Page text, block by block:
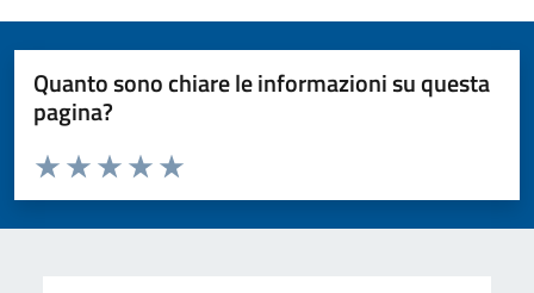
Quanto sono chiare le informazioni su questa
pagina?
Valuta da 1 a 5 stelle la pagina
Valuta 5 stelle su 5
Valuta 4 stelle su 5
Valuta 3 stelle su 5
Valuta 2 stelle su 5
Valuta 1 stelle su 5